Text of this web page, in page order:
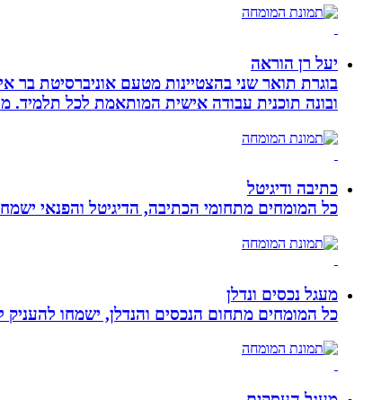
יעל רן הוראה
בוגרת תואר שני בהצטיינות מטעם אוניברסיטת בר
ובונה תוכנית עבודה אישית המותאמת לכל תלמיד.
כתיבה ודיגיטל
כל המומחים מתחומי הכתיבה, הדיגיטל והפנאי
מעגל נכסים ונדלן
כל המומחים מתחום הנכסים והנדלן, ישמחו להעניק